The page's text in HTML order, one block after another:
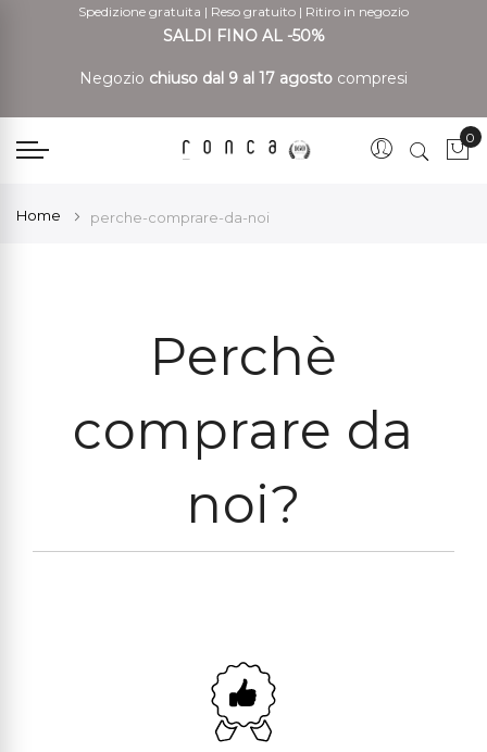
Spedizione gratuita | Reso gratuito | Ritiro in negozio
SALDI FINO AL -50%
Negozio chiuso dal 9 al 17 agosto compresi
0
Home perche-comprare-da-noi
Perchè
comprare da
noi?